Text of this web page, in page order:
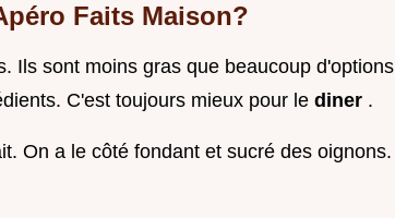
Faits Maison?
Ils sont moins gras que beaucoup d'options
C'est toujours mieux pour le diner .
On a le côté fondant et sucré des oignons.